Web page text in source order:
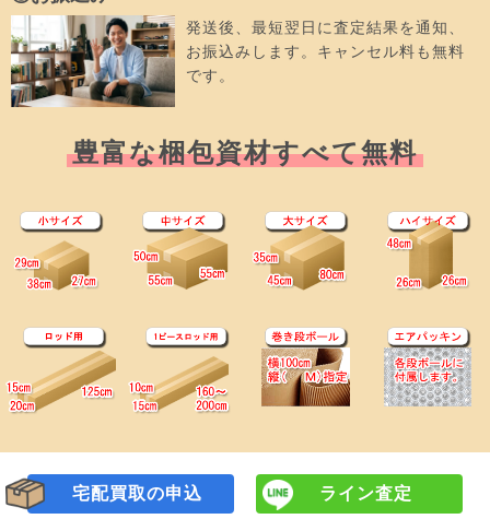
発送後、最短翌日に査定結果を通知、
お振込みします。キャンセル料も無料
です。
豊富な梱包資材すべて無料
宅配買取の申込 ライン査定